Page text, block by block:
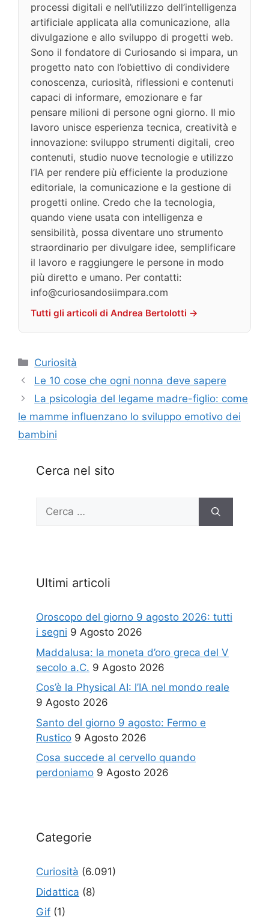
processi digitali e nell’utilizzo dell’intelligenza
artificiale applicata alla comunicazione, alla
divulgazione e allo sviluppo di progetti web.
Sono il fondatore di Curiosando si impara, un
progetto nato con l’obiettivo di condividere
conoscenza, curiosità, riflessioni e contenuti
capaci di informare, emozionare e far
pensare milioni di persone ogni giorno. Il mio
lavoro unisce esperienza tecnica, creatività e
innovazione: sviluppo strumenti digitali, creo
contenuti, studio nuove tecnologie e utilizzo
l’IA per rendere più efficiente la produzione
editoriale, la comunicazione e la gestione di
progetti online. Credo che la tecnologia,
quando viene usata con intelligenza e
sensibilità, possa diventare uno strumento
straordinario per divulgare idee, semplificare
il lavoro e raggiungere le persone in modo
più diretto e umano. Per contatti:
info@curiosandosiimpara.com
Tutti gli articoli di Andrea Bertolotti →
Categorie
Curiosità
Le 10 cose che ogni nonna deve sapere
La psicologia del legame madre-figlio: come
le mamme influenzano lo sviluppo emotivo dei
bambini
Cerca nel sito
Ricerca
Ultimi articoli
Oroscopo del giorno 9 agosto 2026: tutti
i segni 9 Agosto 2026
Maddalusa: la moneta d’oro greca del V
secolo a.C. 9 Agosto 2026
Cos’è la Physical AI: l’IA nel mondo reale
9 Agosto 2026
Santo del giorno 9 agosto: Fermo e
Rustico 9 Agosto 2026
Cosa succede al cervello quando
perdoniamo 9 Agosto 2026
Categorie
Curiosità (6.091)
Didattica (8)
Gif (1)